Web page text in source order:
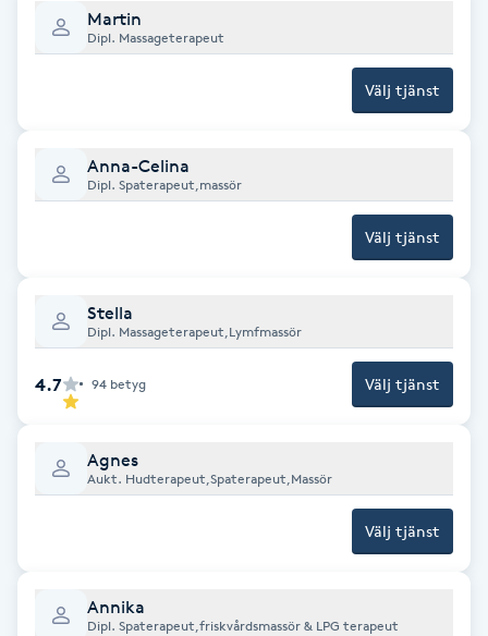
Fransk manikyr
Frekvensterapi
Funktionsanalys
Föning
Martin
Dipl. Massageterapeut
Välj tjänst
Anna-Celina
Dipl. Spaterapeut,massör
Välj tjänst
Stella
Dipl. Massageterapeut,Lymfmassör
4.7 94 betyg Välj tjänst
Agnes
Aukt. Hudterapeut,Spaterapeut,Massör
Välj tjänst
Annika
Dipl. Spaterapeut,friskvårdsmassör & LPG terapeut